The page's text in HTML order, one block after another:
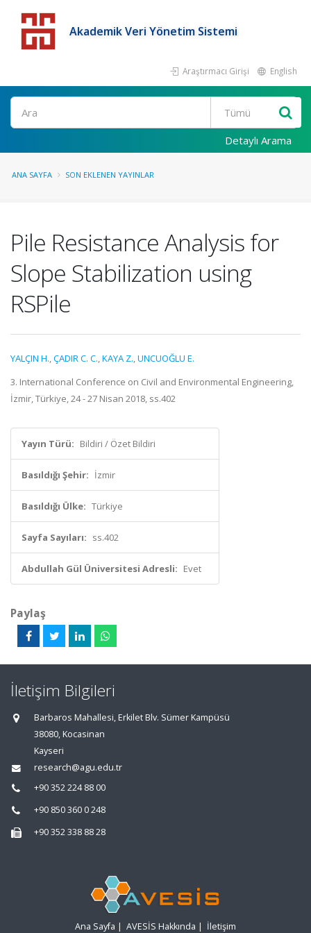
Akademik Veri Yönetim Sistemi
Araştırmacı Girişi English
Detaylı Arama
ANA SAYFA SON EKLENEN YAYINLAR
Pile Resistance Analysis for
Slope Stabilization using
RSPile
YALÇIN H.,ÇADIR C. C.,KAYA Z.,UNCUOĞLU E.
3. International Conference on Civil and Environmental Engineering,
İzmir, Türkiye, 24 - 27 Nisan 2018, ss.402
Yayın Türü: Bildiri / Özet Bildiri
Basıldığı Şehir: İzmir
Basıldığı Ülke: Türkiye
Sayfa Sayıları: ss.402
Abdullah Gül Üniversitesi Adresli: Evet
Paylaş
İletişim Bilgileri
Barbaros Mahallesi, Erkilet Blv. Sümer Kampüsü
38080, Kocasinan
Kayseri
research@agu.edu.tr
+90 352 224 88 00
+90 850 360 0 248
+90 352 338 88 28
Ana Sayfa | AVESİS Hakkında | İletişim